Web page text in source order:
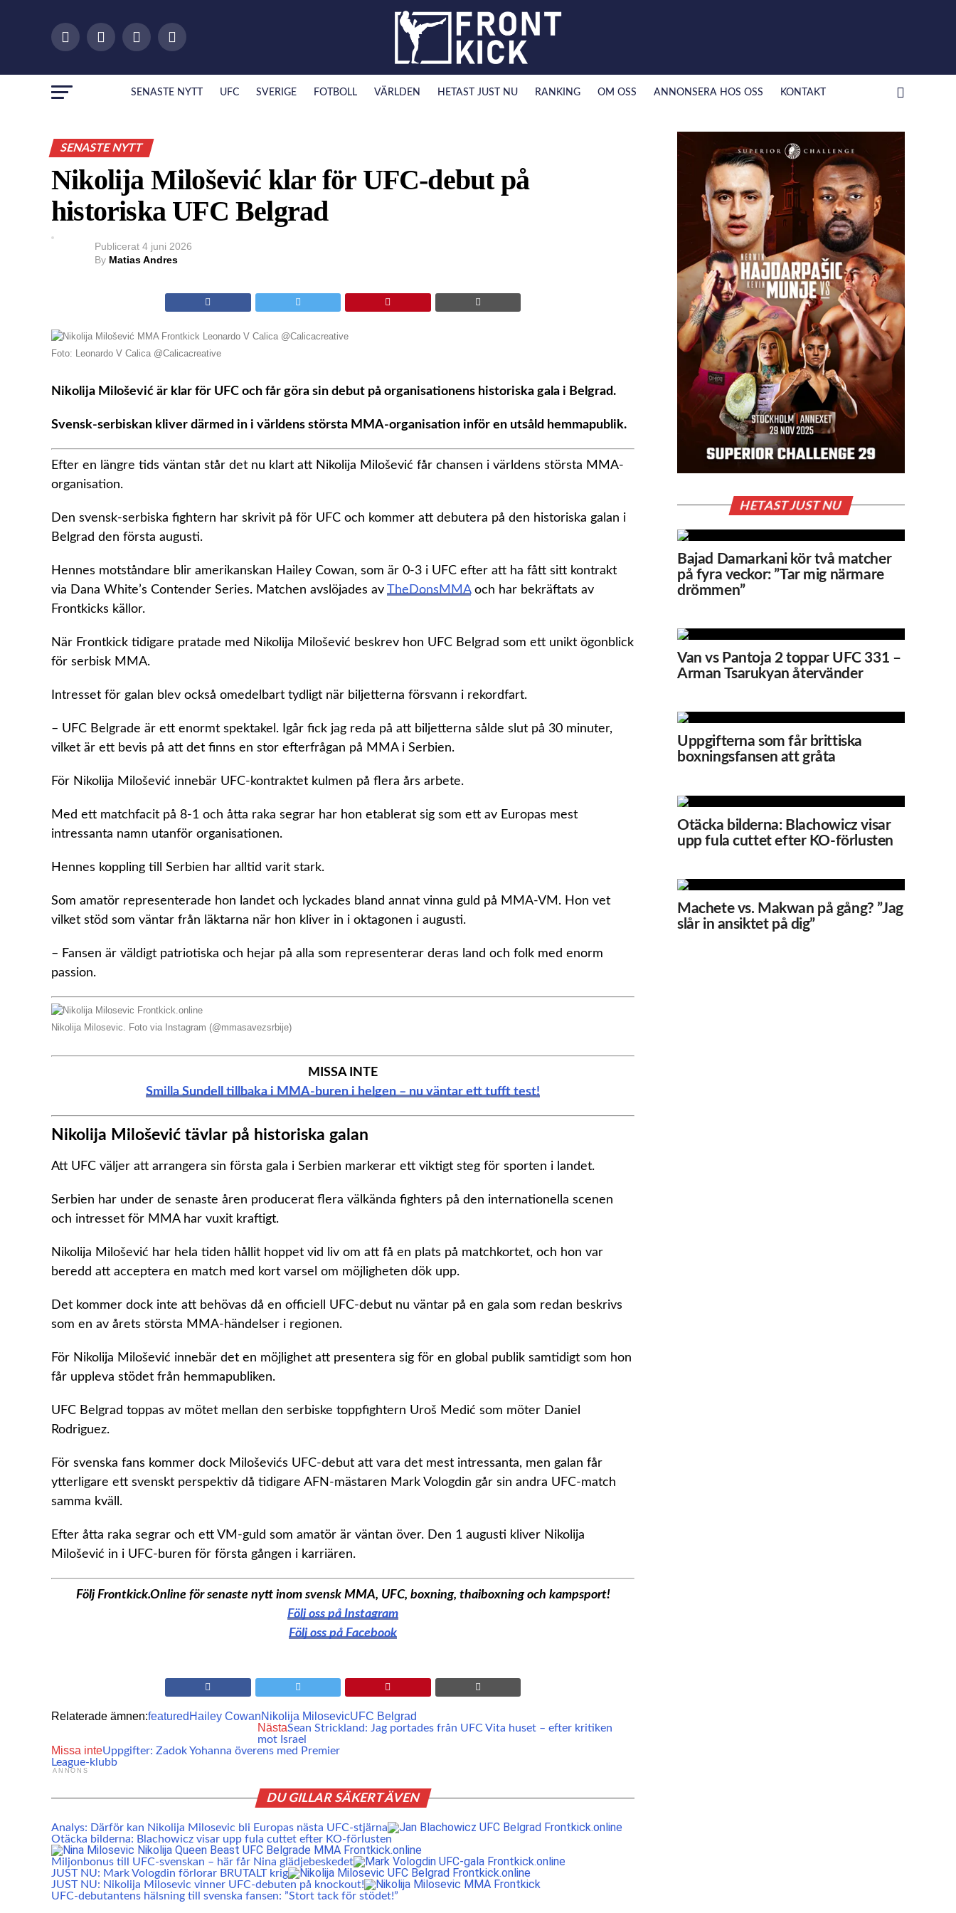
SENASTE NYTT UFC SVERIGE FOTBOLL VÄRLDEN HETAST JUST NU RANKING OM OSS ANNONSERA HOS OSS KONTAKT
SENASTE NYTT
Nikolija Milošević klar för UFC-debut på
historiska UFC Belgrad
Publicerat 4 juni 2026
By Matias Andres
Foto: Leonardo V Calica @Calicacreative
Nikolija Milošević är klar för UFC och får göra sin debut på organisationens historiska gala i Belgrad.
Svensk-serbiskan kliver därmed in i världens största MMA-organisation inför en utsåld hemmapublik.
Efter en längre tids väntan står det nu klart att Nikolija Milošević får chansen i världens största MMA-
organisation.
Den svensk-serbiska fightern har skrivit på för UFC och kommer att debutera på den historiska galan i
Belgrad den första augusti.
Hennes motståndare blir amerikanskan Hailey Cowan, som är 0-3 i UFC efter att ha fått sitt kontrakt
via Dana White’s Contender Series. Matchen avslöjades av TheDonsMMAoch har bekräftats av
Frontkicks källor.
När Frontkick tidigare pratade med Nikolija Milošević beskrev hon UFC Belgrad som ett unikt ögonblick
för serbisk MMA.
Intresset för galan blev också omedelbart tydligt när biljetterna försvann i rekordfart.
– UFC Belgrade är ett enormt spektakel. Igår fick jag reda på att biljetterna sålde slut på 30 minuter,
vilket är ett bevis på att det finns en stor efterfrågan på MMA i Serbien.
För Nikolija Milošević innebär UFC-kontraktet kulmen på flera års arbete.
Med ett matchfacit på 8-1 och åtta raka segrar har hon etablerat sig som ett av Europas mest
intressanta namn utanför organisationen.
Hennes koppling till Serbien har alltid varit stark.
Som amatör representerade hon landet och lyckades bland annat vinna guld på MMA-VM. Hon vet
vilket stöd som väntar från läktarna när hon kliver in i oktagonen i augusti.
– Fansen är väldigt patriotiska och hejar på alla som representerar deras land och folk med enorm
passion.
Nikolija Milosevic. Foto via Instagram (@mmasavezsrbije)
MISSA INTE
Smilla Sundell tillbaka i MMA-buren i helgen – nu väntar ett tufft test!
Nikolija Milošević tävlar på historiska galan
Att UFC väljer att arrangera sin första gala i Serbien markerar ett viktigt steg för sporten i landet.
Serbien har under de senaste åren producerat flera välkända fighters på den internationella scenen
och intresset för MMA har vuxit kraftigt.
Nikolija Milošević har hela tiden hållit hoppet vid liv om att få en plats på matchkortet, och hon var
beredd att acceptera en match med kort varsel om möjligheten dök upp.
Det kommer dock inte att behövas då en officiell UFC-debut nu väntar på en gala som redan beskrivs
som en av årets största MMA-händelser i regionen.
För Nikolija Milošević innebär det en möjlighet att presentera sig för en global publik samtidigt som hon
får uppleva stödet från hemmapubliken.
UFC Belgrad toppas av mötet mellan den serbiske toppfightern Uroš Medić som möter Daniel
Rodriguez.
För svenska fans kommer dock Miloševićs UFC-debut att vara det mest intressanta, men galan får
ytterligare ett svenskt perspektiv då tidigare AFN-mästaren Mark Vologdin går sin andra UFC-match
samma kväll.
Efter åtta raka segrar och ett VM-guld som amatör är väntan över. Den 1 augusti kliver Nikolija
Milošević in i UFC-buren för första gången i karriären.
Följ Frontkick.Online för senaste nytt inom svensk MMA, UFC, boxning, thaiboxning och kampsport!
Följ oss på Instagram
Följ oss på Facebook
Relaterade ämnen:featured Hailey CowanNikolija MilosevicUFC Belgrad
NästaSean Strickland: Jag portades från UFC Vita huset – efter kritiken
mot Israel
Missa inteUppgifter: Zadok Yohanna överens med Premier
League-klubb
ANNONS
DU GILLAR SÄKERT ÄVEN
Analys: Därför kan Nikolija Milosevic bli Europas nästa UFC-stjärna
Otäcka bilderna: Blachowicz visar upp fula cuttet efter KO-förlusten
Miljonbonus till UFC-svenskan – här får Nina glädjebeskedet
JUST NU: Mark Vologdin förlorar BRUTALT krig
JUST NU: Nikolija Milosevic vinner UFC-debuten på knockout!
UFC-debutantens hälsning till svenska fansen: ”Stort tack för stödet!”
HETAST JUST NU
Bajad Damarkani kör två matcher
på fyra veckor: ”Tar mig närmare
drömmen”
Van vs Pantoja 2 toppar UFC 331 –
Arman Tsarukyan återvänder
Uppgifterna som får brittiska
boxningsfansen att gråta
Otäcka bilderna: Blachowicz visar
upp fula cuttet efter KO-förlusten
Machete vs. Makwan på gång? ”Jag
slår in ansiktet på dig”